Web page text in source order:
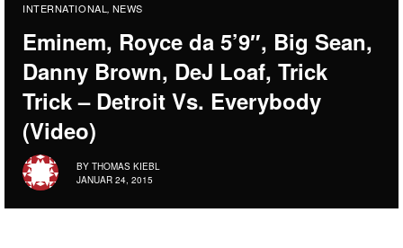
INTERNATIONAL, NEWS
Eminem, Royce da 5’9″, Big Sean,
Danny Brown, DeJ Loaf, Trick
Trick – Detroit Vs. Everybody
(Video)
BY THOMAS KIEBL
JANUAR 24, 2015